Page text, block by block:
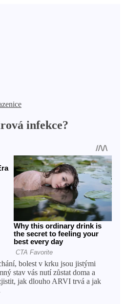
infekce?
bolest v krku jsou jistými
stav vás nutí zůstat doma a
jak dlouho ARVI trvá a jak